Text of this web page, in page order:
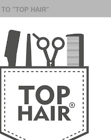
"TOP HAIR"